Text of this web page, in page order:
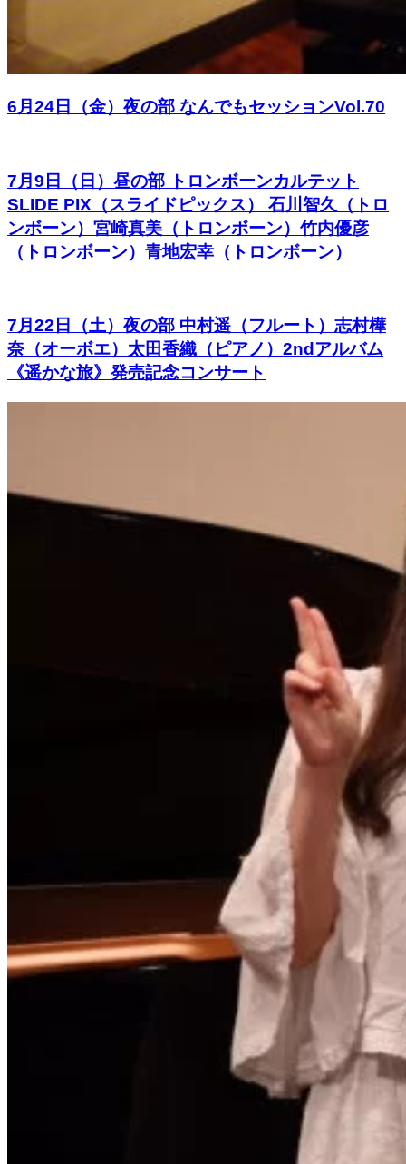
6月24日（金）夜の部 なんでもセッションVol.70
7月9日（日）昼の部 トロンボーンカルテット
SLIDE PIX（スライドピックス） 石川智久（トロ
ンボーン）宮崎真美（トロンボーン）竹内優彦
（トロンボーン）青地宏幸（トロンボーン）
7月22日（土）夜の部 中村遥（フルート）志村樺
奈（オーボエ）太田香織（ピアノ）2ndアルバム
《遥かな旅》発売記念コンサート